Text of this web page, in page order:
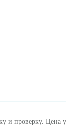
и проверку. Цена